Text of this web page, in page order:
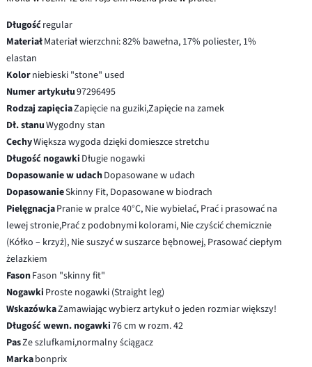
Długośćregular
MateriałMateriał wierzchni: 82% bawełna, 17% poliester, 1%
elastan
Kolorniebieski "stone" used
Numer artykułu97296495
Rodzaj zapięciaZapięcie na guziki,Zapięcie na zamek
Dł. stanuWygodny stan
CechyWiększa wygoda dzięki domieszce stretchu
Długość nogawki Długie nogawki
Dopasowanie w udachDopasowane w udach
DopasowanieSkinny Fit, Dopasowane w biodrach
PielęgnacjaPranie w pralce 40°C, Nie wybielać, Prać i prasować na
lewej stronie,Prać z podobnymi kolorami, Nie czyścić chemicznie
(Kółko – krzyż), Nie suszyć w suszarce bębnowej, Prasować ciepłym
żelazkiem
FasonFason "skinny fit"
Nogawki Proste nogawki (Straight leg)
WskazówkaZamawiając wybierz artykuł o jeden rozmiar większy!
Długość wewn. nogawki76 cm w rozm. 42
PasZe szlufkami,normalny ściągacz
Markabonprix